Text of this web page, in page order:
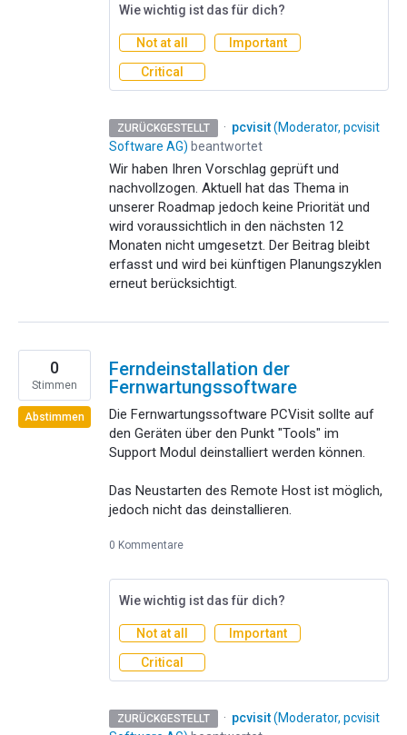
Wie wichtig ist das für dich?
Not at all
Important
Critical
ZURÜCKGESTELLT · pcvisit(Moderator, pcvisit
Software AG) beantwortet
Wir haben Ihren Vorschlag geprüft und
nachvollzogen. Aktuell hat das Thema in
unserer Roadmap jedoch keine Priorität und
wird voraussichtlich in den nächsten 12
Monaten nicht umgesetzt. Der Beitrag bleibt
erfasst und wird bei künftigen Planungszyklen
erneut berücksichtigt.
Ferndeinstallation der
Fernwartungssoftware
Die Fernwartungssoftware PCVisit sollte auf
den Geräten über den Punkt "Tools" im
Support Modul deinstalliert werden können.
Das Neustarten des Remote Host ist möglich,
jedoch nicht das deinstallieren.
0
Stimmen
Abstimmen
0 Kommentare
Wie wichtig ist das für dich?
Not at all
Important
Critical
ZURÜCKGESTELLT · pcvisit(Moderator, pcvisit